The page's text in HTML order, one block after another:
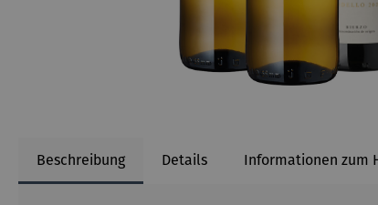
Beschreibung Details Informationen zum